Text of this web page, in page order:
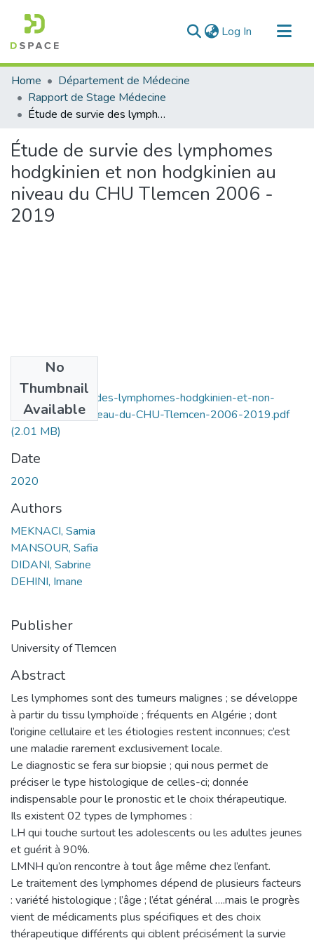
Log In (current)
Communities & Collections
All of DSpace
Statistics
Home
Département de Médecine
Rapport de Stage Médecine
Étude de survie des lymphomes hodgkinien et non hodgkinien au niveau du CHU Tlemcen 2006 - 2019
Étude de survie des lymphomes
hodgkinien et non hodgkinien au
niveau du CHU Tlemcen 2006 -
2019
No
Thumbnail
Available
etude-de-survie-des-lymphomes-hodgkinien-et-non-
hodgkinien-au-niveau-du-CHU-Tlemcen-2006-2019.pdf
(2.01 MB)
Date
2020
Authors
MEKNACI, Samia
MANSOUR, Safia
DIDANI, Sabrine
DEHINI, Imane
Publisher
University of Tlemcen
Abstract
Les lymphomes sont des tumeurs malignes ; se développe
à partir du tissu lymphoïde ; fréquents en Algérie ; dont
l’origine cellulaire et les étiologies restent inconnues; c’est
une maladie rarement exclusivement locale.
Le diagnostic se fera sur biopsie ; qui nous permet de
préciser le type histologique de celles-ci; donnée
indispensable pour le pronostic et le choix thérapeutique.
Ils existent 02 types de lymphomes :
LH qui touche surtout les adolescents ou les adultes jeunes
et guérit à 90%.
LMNH qu’on rencontre à tout âge même chez l’enfant.
Le traitement des lymphomes dépend de plusieurs facteurs
: variété histologique ; l’âge ; l’état général ….mais le progrès
vient de médicaments plus spécifiques et des choix
thérapeutique différents qui ciblent précisément la survie